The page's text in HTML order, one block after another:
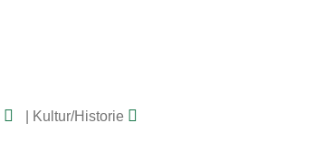
| Kultur/Historie